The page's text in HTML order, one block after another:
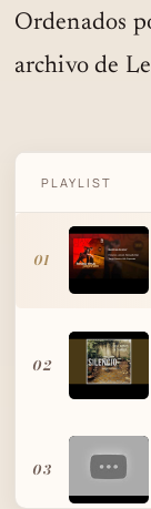
Ordenados
archivo de
PLAYLIST
01
02
03